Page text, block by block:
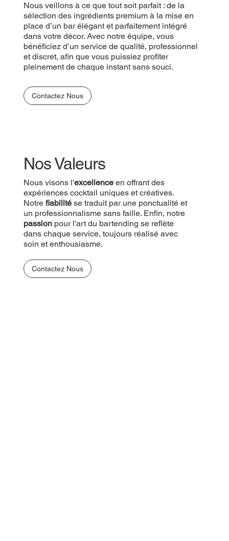
Nous veillons à ce que tout soit parfait : de la
sélection des ingrédients premium à la mise en
place d’un bar élégant et parfaitement intégré
dans votre décor. Avec notre équipe, vous
bénéficiez d’un service de qualité, professionnel
et discret, afin que vous puissiez profiter
pleinement de chaque instant sans souci.
Contactez Nous
Nos Valeurs
Nous visons l'excellenceen offrant des
expériences cocktail uniques et créatives.
Notre fiabilité se traduit par une ponctualité et
un professionnalisme sans faille. Enfin, notre
passionpour l'art du bartending se reflète
dans chaque service, toujours réalisé avec
soin et enthousiasme.
Contactez Nous